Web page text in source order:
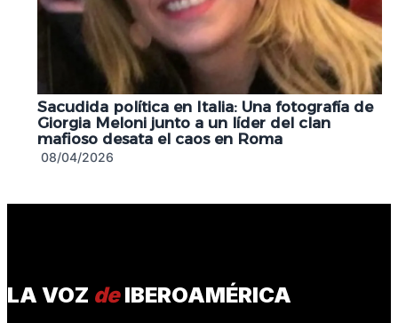
Sacudida política en Italia: Una fotografía de
Giorgia Meloni junto a un líder del clan
mafioso desata el caos en Roma
08/04/2026
LA VOZ deIBEROAMÉRICA